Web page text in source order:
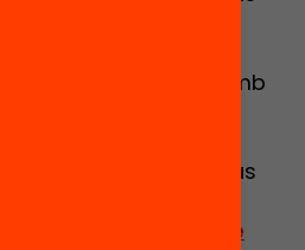
que tindrà lloc el
17:30 a 19:30h. Pots
través de Twitter amb
quines són les claus
és un acte del
acció! Evidències que